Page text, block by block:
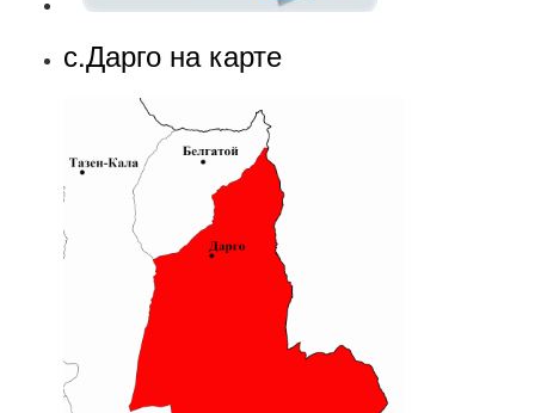
с.Дарго на карте